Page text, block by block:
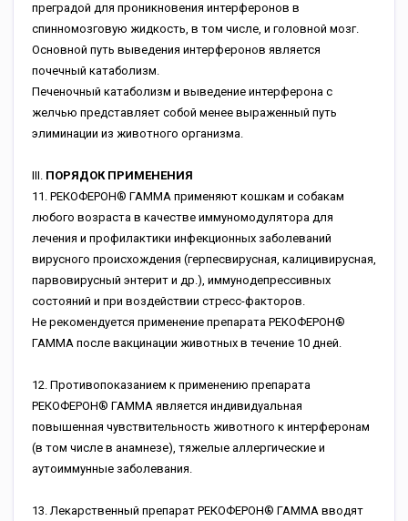
преградой для проникновения интерферонов в
спинномозговую жидкость, в том числе, и головной мозг.
Основной путь выведения интерферонов является
почечный катаболизм.
Печеночный катаболизм и выведение интерферона с
желчью представляет собой менее выраженный путь
элиминации из животного организма.
III. ПОРЯДОК ПРИМЕНЕНИЯ
11. РЕКОФЕРОН® ГАММА применяют кошкам и собакам
любого возраста в качестве иммуномодулятора для
лечения и профилактики инфекционных заболеваний
вирусного происхождения (герпесвирусная, калицивирусная,
парвовирусный энтерит и др.), иммунодепрессивных
состояний и при воздействии стресс-факторов.
Не рекомендуется применение препарата РЕКОФЕРОН®
ГАММА после вакцинации животных в течение 10 дней.
12. Противопоказанием к применению препарата
РЕКОФЕРОН® ГАММА является индивидуальная
повышенная чувствительность животного к интерферонам
(в том числе в анамнезе), тяжелые аллергические и
аутоиммунные заболевания.
13. Лекарственный препарат РЕКОФЕРОН® ГАММА вводят